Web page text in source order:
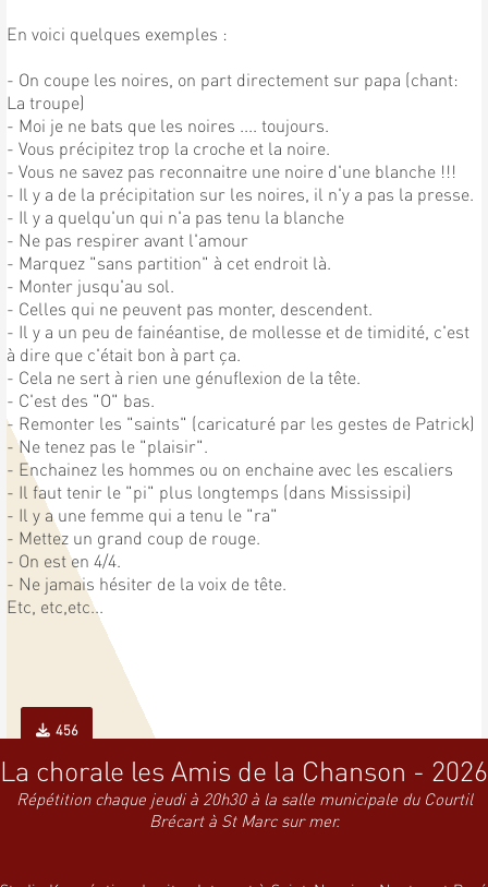
En voici quelques exemples :
- On coupe les noires, on part directement sur papa (chant:
La troupe)
- Moi je ne bats que les noires .... toujours.
- Vous précipitez trop la croche et la noire.
- Vous ne savez pas reconnaitre une noire d'une blanche !!!
- Il y a de la précipitation sur les noires, il n'y a pas la presse.
- Il y a quelqu'un qui n'a pas tenu la blanche
- Ne pas respirer avant l'amour
- Marquez "sans partition" à cet endroit là.
- Monter jusqu'au sol.
- Celles qui ne peuvent pas monter, descendent.
- Il y a un peu de fainéantise, de mollesse et de timidité, c'est
à dire que c'était bon à part ça.
- Cela ne sert à rien une génuflexion de la tête.
- C'est des "O" bas.
- Remonter les "saints" (caricaturé par les gestes de Patrick)
- Ne tenez pas le "plaisir".
- Enchainez les hommes ou on enchaine avec les escaliers
- Il faut tenir le "pi" plus longtemps (dans Mississipi)
- Il y a une femme qui a tenu le "ra"
- Mettez un grand coup de rouge.
- On est en 4/4.
- Ne jamais hésiter de la voix de tête.
Etc, etc,etc...
456
La chorale les Amis de la Chanson - 2026
Répétition chaque jeudi à 20h30 à la salle municipale du Courtil
Brécart à St Marc sur mer.